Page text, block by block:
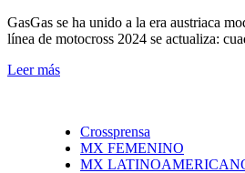
GasGas se ha unido a la era austriaca
línea de motocross 2024 se actualiza:
Leer más
Crossprensa
MX FEMENINO
MX